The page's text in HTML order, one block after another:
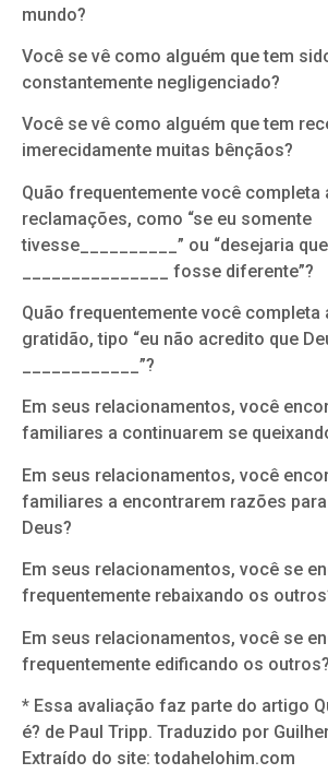
mundo?
Você se vê como alguém que tem
constantemente negligenciado?
Você se vê como alguém que tem
imerecidamente muitas bênçãos?
Quão frequentemente você completa
reclamações, como “se eu somente
tivesse__________” ou “desejaria que
_______________ fosse diferente”?
Quão frequentemente você completa
gratidão, tipo “eu não acredito que
____________”?
Em seus relacionamentos, você
familiares a continuarem se
Em seus relacionamentos, você
familiares a encontrarem razões
Deus?
Em seus relacionamentos, você se
frequentemente rebaixando os
Em seus relacionamentos, você se
frequentemente edificando os outros?
* Essa avaliação faz parte do artigo
é? de Paul Tripp. Traduzido por
Extraído do site: todahelohim.com